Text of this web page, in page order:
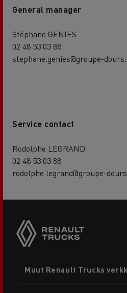
General manager
Stéphane GENIES
02 48 53 03 88
stephane.genies@groupe-
Service contact
Rodolphe LEGRAND
02 48 53 03 88
rodolphe.legrand@groupe-
menu
Muut Renault Trucks